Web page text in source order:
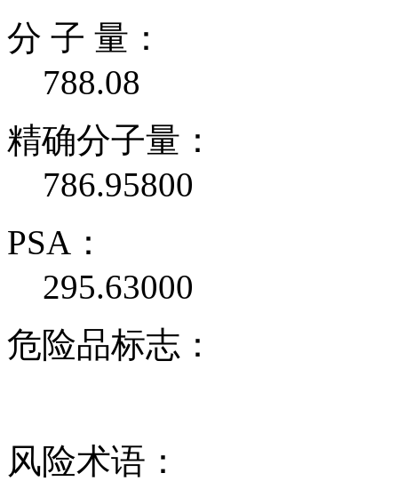
分 子 量：
788.08
精确分子量：
786.95800
PSA：
295.63000
危险品标志：
风险术语：